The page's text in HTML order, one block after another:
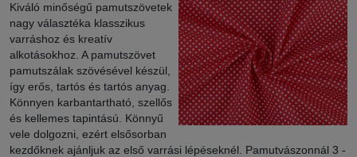
Kiváló minőségű pamutszövetek
nagy választéka klasszikus
varráshoz és kreatív
alkotásokhoz. A pamutszövet
pamutszálak szövésével készül,
így erős, tartós és tartós anyag.
Könnyen karbantartható, szellős
és kellemes tapintású. Könnyű
vele dolgozni, ezért elsősorban
kezdőknek ajánljuk az első varrási lépéseknél. Pamutvászonnál 3 -